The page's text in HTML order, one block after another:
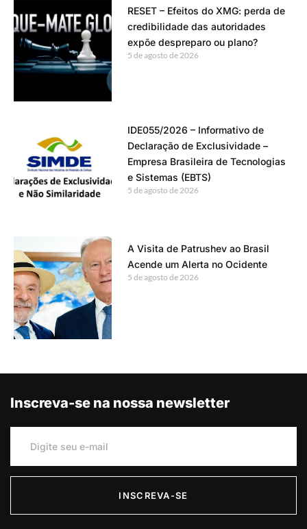
RESET – Efeitos do XMG: perda de
credibilidade das autoridades
expõe despreparo ou plano?
5 de agosto de 2026
IDE055/2026 – Informativo de
Declaração de Exclusividade –
Empresa Brasileira de Tecnologias
e Sistemas (EBTS)
5 de agosto de 2026
A Visita de Patrushev ao Brasil
Acende um Alerta no Ocidente
5 de agosto de 2026
Inscreva-se na nossa newsletter
INSCREVA-SE